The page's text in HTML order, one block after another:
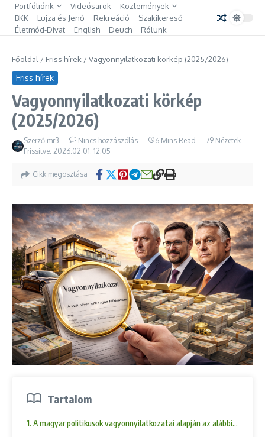
Ugrás a tartalomhoz
Portfóliónk Videósarok
Közlemények
BKK
Lujza és Jenő Rekreáció
Szakikereső
Életmód-Divat
English Deuch Rólunk
Főoldal / Friss hírek /Vagyonnyilatkozati körkép (2025/2026)
Friss hírek
Vagyonnyilatkozati körkép
(2025/2026)
Szerző mr3 Nincs hozzászólás 6 Mins Read
79 Nézetek
Frissítve: 2026.02.01. 12:05
Cikk megosztása
Tartalom
1. A magyar politikusok vagyonnyilatkozatai alapján az alábbi kép